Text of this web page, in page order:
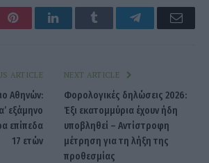
PinterestLinkedIn Tumblr Telegram
ARTICLE
Αθηνών:
εξάμηνο
επίπεδα
17 ετών
NEXT ARTICLE
Φορολογικές δηλώσεις 2026:
Έξι εκατομμύρια έχουν ήδη
υποβληθεί – Αντίστροφη
μέτρηση για τη λήξη της
προθεσμίας